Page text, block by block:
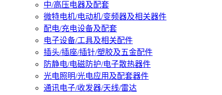
中/高压电器及配套
微特电机/电动机/变频器及相关器件
配电/充电设备及配套
电子设备/工具及相关配件
插头/插座/插针/塑胶及五金配件
防静电/电磁防护/电子散热器件
光电照明/光电应用及配套器件
通讯电子/收发器/天线/雷达